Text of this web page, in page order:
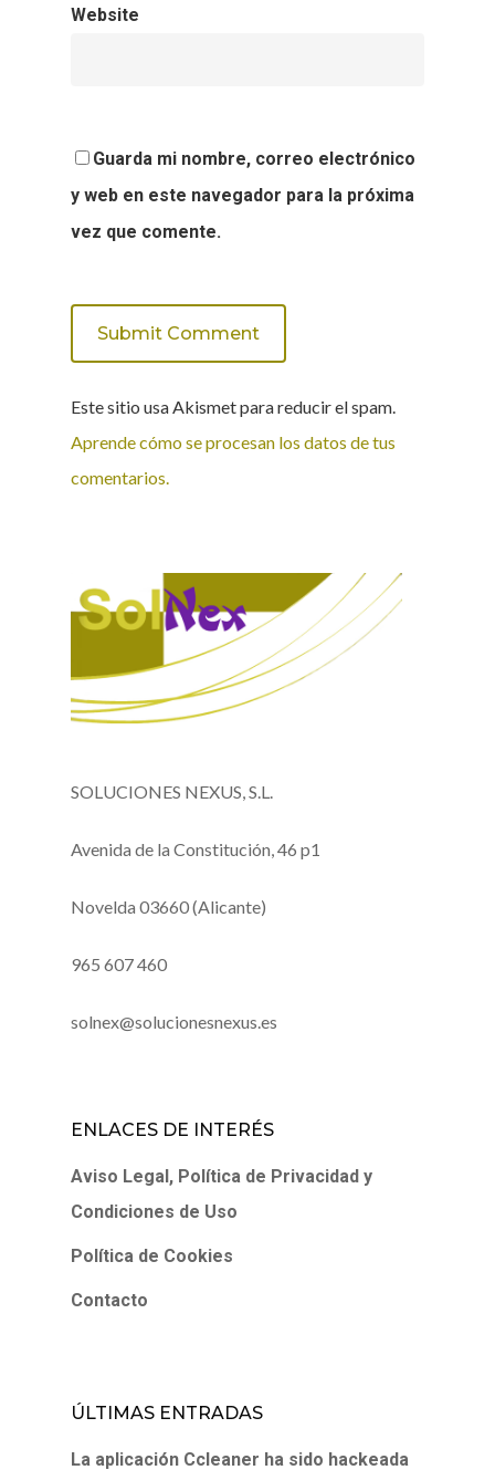
Website
Guarda mi nombre, correo electrónico
y web en este navegador para la próxima
vez que comente.
Este sitio usa Akismet para reducir el spam.
Aprende cómo se procesan los datos de tus
comentarios.
SOLUCIONES NEXUS, S.L.
Avenida de la Constitución, 46 p1
Novelda 03660 (Alicante)
965 607 460
solnex@solucionesnexus.es
ENLACES DE INTERÉS
Aviso Legal, Política de Privacidad y
Condiciones de Uso
Política de Cookies
Contacto
ÚLTIMAS ENTRADAS
La aplicación Ccleaner ha sido hackeada